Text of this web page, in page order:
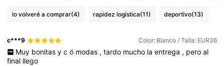
lo volveré a comprar(4) rapidez logística(11) deportivo(13)
c***9 Color: Blanco / Talla: EUR36
Muy bonitas y c ó modas , tardo mucho la entrega , pero al
final llego